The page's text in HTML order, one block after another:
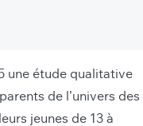
une étude qualitative
de l’univers des
jeunes de 13 à